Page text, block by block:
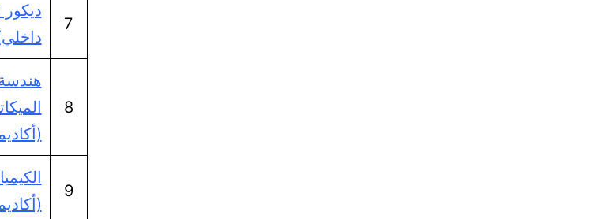
7
8
9